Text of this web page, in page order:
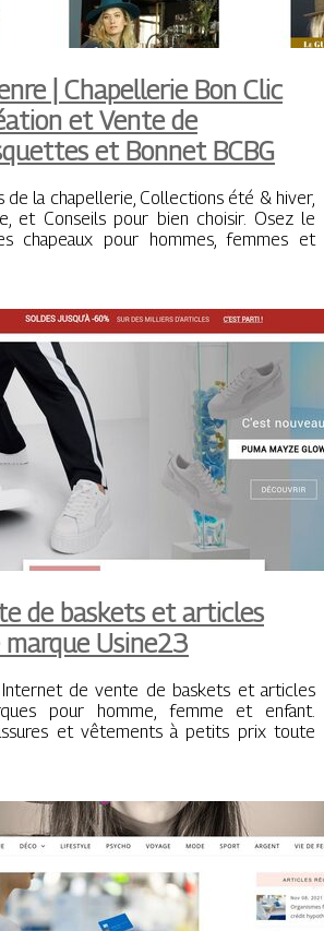
| Chapellerie Bon Clic
et Vente de
et Bonnet BCBG
de la chapellerie, Collections été & hiver,
et Conseils pour bien choisir. Osez le
chapeaux pour hommes, femmes et
de baskets et articles
Usine23
de vente de baskets et articles
pour homme, femme et enfant.
et vêtements à petits prix toute